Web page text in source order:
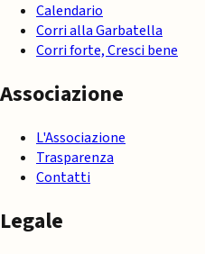
Calendario
Corri alla Garbatella
Corri forte, Cresci bene
Associazione
L'Associazione
Trasparenza
Contatti
Legale